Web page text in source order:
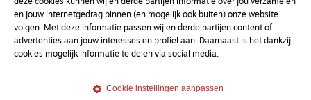
info@onderwegonline.nl
deze cookies kunnen wij en derde partijen informatie over jou verzamelen
en jouw internetgedrag binnen (en mogelijk ook buiten) onze website
volgen. Met deze informatie passen wij en derde partijen content of
advertenties aan jouw interesses en profiel aan. Daarnaast is het dankzij
cookies mogelijk informatie te delen via social media.
Cookie instellingen aanpassen